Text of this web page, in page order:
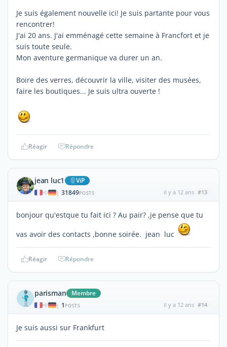
Je suis également nouvelle ici! Je suis partante pour vous
rencontrer!
J'ai 20 ans. J'ai emménagé cette semaine à Francfort et je
suis toute seule.
Mon aventure germanique va durer un an.
Boire des verres, découvrir la ville, visiter des musées,
faire les boutiques... Je suis ultra ouverte !
Réagir Répondre
jean luc1 ViP
| 31849POSTS il y a 12 ans #13
bonjour qu'estque tu fait ici ? Au pair? ,je pense que tu
vas avoir des contacts ,bonne soirée. jean luc
Réagir Répondre
parisman Membre
| 1 POSTS il y a 12 ans #14
Je suis aussi sur Frankfurt